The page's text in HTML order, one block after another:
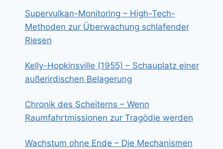
Supervulkan-Monitoring – High-Tech-
Methoden zur Überwachung schlafender
Riesen
Kelly-Hopkinsville (1955) – Schauplatz einer
außerirdischen Belagerung
Chronik des Scheiterns – Wenn
Raumfahrtmissionen zur Tragödie werden
Wachstum ohne Ende – Die Mechanismen